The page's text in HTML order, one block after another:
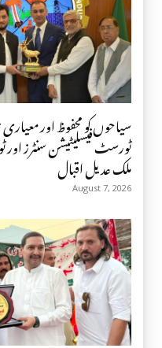
سیاحوں کو محفوظ اور
ٹورسٹ فیسلیٹیشن سنٹرز
ملک عدیل اقبال
August 7, 2026